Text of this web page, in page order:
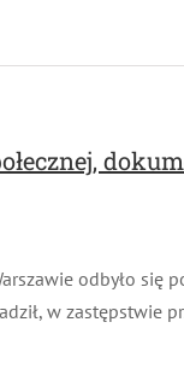
odbyło się
w zastępstwie